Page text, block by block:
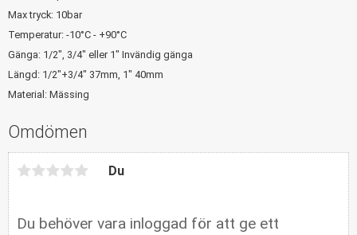
Max tryck: 10bar
Temperatur: -10°C - +90°C
Gänga: 1/2", 3/4" eller 1" Invändig gänga
Längd: 1/2"+3/4" 37mm, 1" 40mm
Material: Mässing
Omdömen
Du